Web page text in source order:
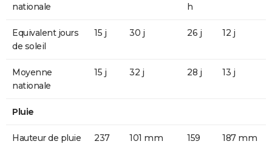
nationale
h
Equivalent jours
de soleil
15 j 30 j 26 j 12 j
Moyenne
nationale
15 j 32 j 28 j 13 j
Pluie
Hauteur de pluie
237
101 mm
159
187 mm